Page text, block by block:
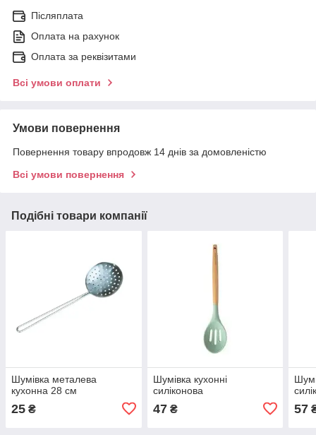
Післяплата
Оплата на рахунок
Оплата за реквізитами
Всі умови оплати
Умови повернення
Повернення товару впродовж 14 днів за домовленістю
Всі умови повернення
Подібні товари компанії
Шумівка металева
кухонна 28 см
25 ₴
Шумівка кухонні
силіконова
47₴ 57